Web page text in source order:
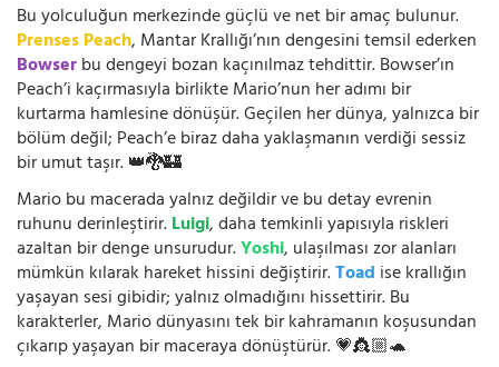
Bu yolculuğun merkezinde güçlü ve net bir amaç bulunur.
Prenses Peach, Mantar Krallığı’nın dengesini temsil ederken
Bowserbu dengeyi bozan kaçınılmaz tehdittir. Bowser’ın
Peach’i kaçırmasıyla birlikte Mario’nun her adımı bir
kurtarma hamlesine dönüşür. Geçilen her dünya, yalnızca bir
bölüm değil; Peach’e biraz daha yaklaşmanın verdiği sessiz
bir umut taşır. 👑🐉🏰
Mario bu macerada yalnız değildir ve bu detay evrenin
ruhunu derinleştirir.Luigi, daha temkinli yapısıyla riskleri
azaltan bir denge unsurudur.Yoshi, ulaşılması zor alanları
mümkün kılarak hareket hissini değiştirir.Toad ise krallığın
yaşayan sesi gibidir; yalnız olmadığını hissettirir. Bu
karakterler, Mario dünyasını tek bir kahramanın koşusundan
çıkarıp yaşayan bir maceraya dönüştürür. 💗👸🏼🐢